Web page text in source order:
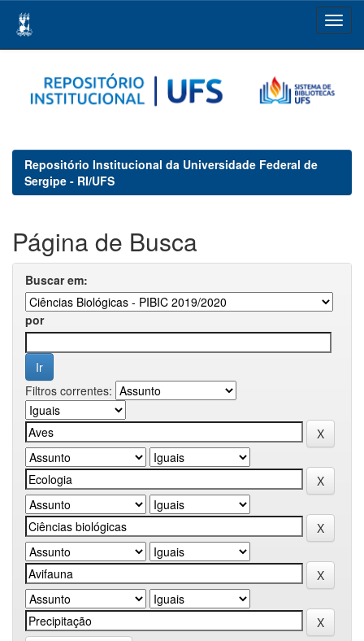
navigation
Repositório Institucional da Universidade Federal de
Sergipe - RI/UFS
Página de Busca
Buscar em:
por
Filtros correntes: